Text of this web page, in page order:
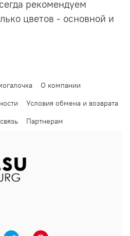
рекомендуем
цветов - основной и
О компании
Условия обмена и возврата
Партнерам